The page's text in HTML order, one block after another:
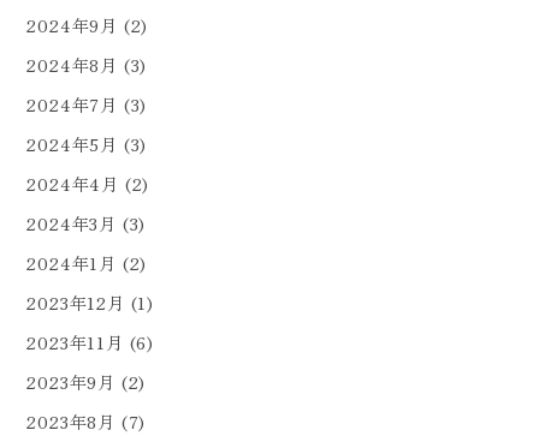
2024年9月 (2)
2024年8月 (3)
2024年7月 (3)
2024年5月 (3)
2024年4月 (2)
2024年3月 (3)
2024年1月 (2)
2023年12月 (1)
2023年11月 (6)
2023年9月 (2)
2023年8月 (7)